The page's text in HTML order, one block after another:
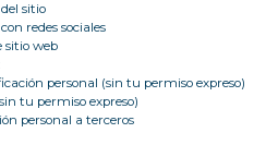
sitio
redes sociales
sitio web
personal (sin tu permiso expreso)
tu permiso expreso)
personal a terceros